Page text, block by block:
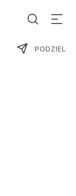
PODZIEL